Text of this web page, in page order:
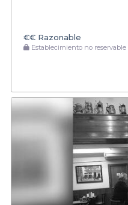
€€ Razonable
Establecimiento no reservable